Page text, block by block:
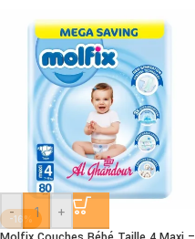
-16%
- +